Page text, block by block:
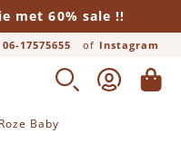
met 60% sale !!
06-17575655 of Instagram
ZOEK ACCOUNT
Baby